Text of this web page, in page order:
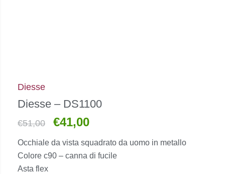
Diesse
Diesse – DS1100
€51,00
Il
originale
era:
€41,00Il
attuale
è:
Occhiale da vista squadrato da uomo in metallo
Colore c90 – canna di fucile
Asta flex